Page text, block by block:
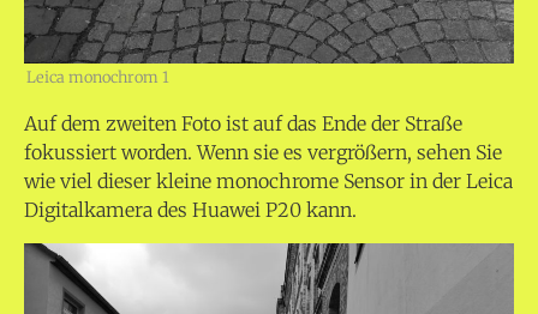
Leica monochrom 1
Auf dem zweiten Foto ist auf das Ende der Straße
fokussiert worden. Wenn sie es vergrößern, sehen Sie
wie viel dieser kleine monochrome Sensor in der Leica
Digitalkamera des Huawei P20 kann.